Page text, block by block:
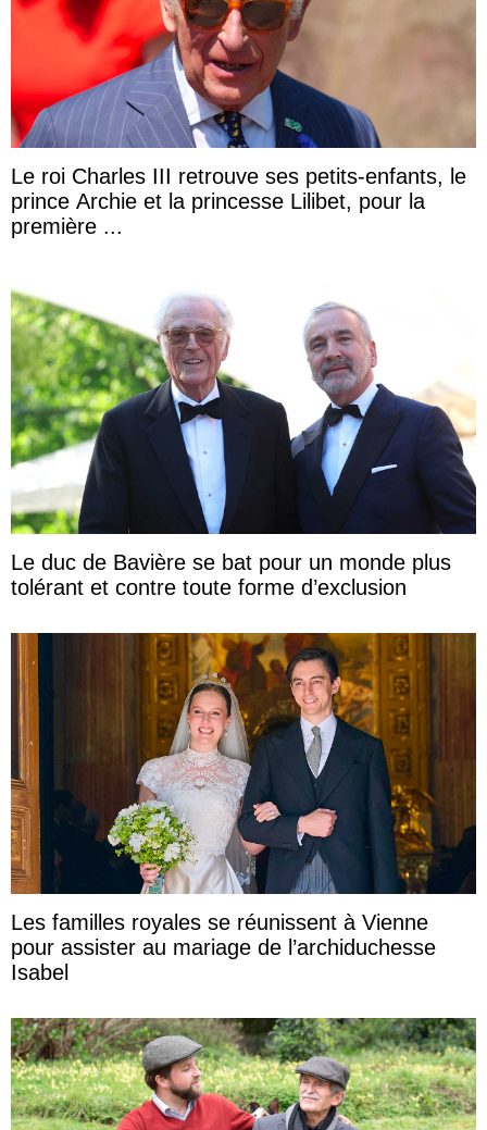
Le roi Charles III retrouve ses petits-enfants, le
prince Archie et la princesse Lilibet, pour la
première ...
Le duc de Bavière se bat pour un monde plus
tolérant et contre toute forme d’exclusion
Les familles royales se réunissent à Vienne
pour assister au mariage de l’archiduchesse
Isabel